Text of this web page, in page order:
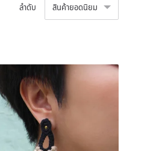
ลำดับ สินค้ายอดนิยม